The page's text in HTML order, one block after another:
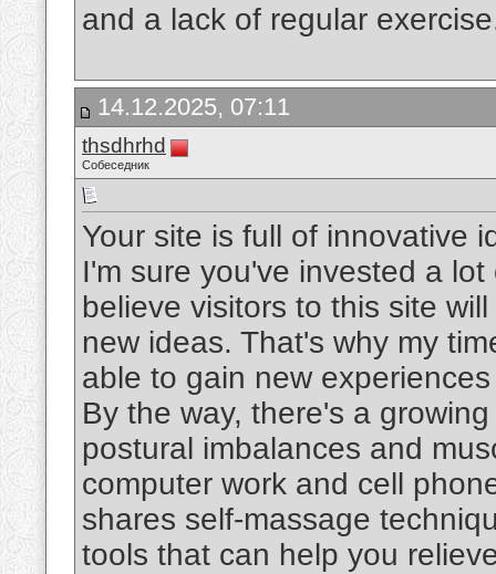
and a lack of regular
14.12.2025, 07:11
thsdhrhd
Собеседник
Your site is full of innovative
I'm sure you've invested a
believe visitors to this site
new ideas. That's why my
able to gain new
By the way, there's a
postural imbalances and
computer work and cell
shares self-massage
tools that can help you